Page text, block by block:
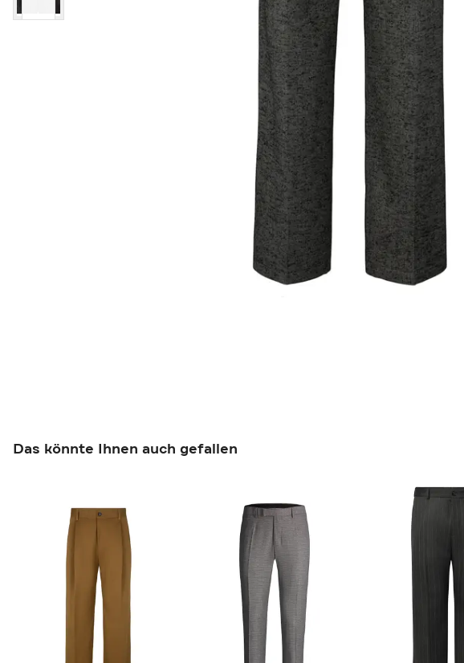
Das könnte Ihnen auch gefallen